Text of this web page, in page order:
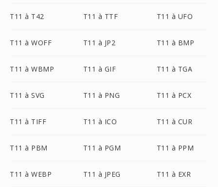
T11 à T42 T11 à TTF T11 à UFO
T11 à WOFF T11 à JP2 T11 à BMP
T11 à WBMP T11 à GIF T11 à TGA
T11 à SVG T11 à PNG T11 à PCX
T11 à TIFF T11 à ICO T11 à CUR
T11 à PBM T11 à PGM T11 à PPM
T11 à WEBP T11 à JPEG T11 à EXR